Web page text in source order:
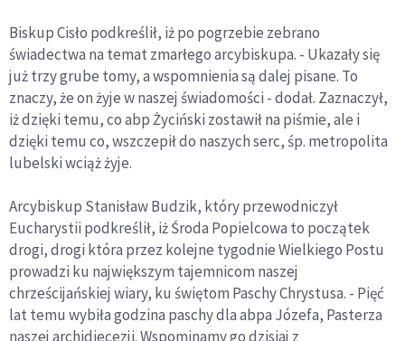
Biskup Cisło podkreślił, iż po pogrzebie zebrano
świadectwa na temat zmarłego arcybiskupa. - Ukazały się
już trzy grube tomy, a wspomnienia są dalej pisane. To
znaczy, że on żyje w naszej świadomości - dodał. Zaznaczył,
iż dzięki temu, co abp Życiński zostawił na piśmie, ale i
dzięki temu co, wszczepił do naszych serc, śp. metropolita
lubelski wciąż żyje.
Arcybiskup Stanisław Budzik, który przewodniczył
Eucharystii podkreślił, iż Środa Popielcowa to początek
drogi, drogi która przez kolejne tygodnie Wielkiego Postu
prowadzi ku największym tajemnicom naszej
chrześcijańskiej wiary, ku świętom Paschy Chrystusa. - Pięć
lat temu wybiła godzina paschy dla abpa Józefa, Pasterza
naszej archidiecezji. Wspominamy go dzisiaj z